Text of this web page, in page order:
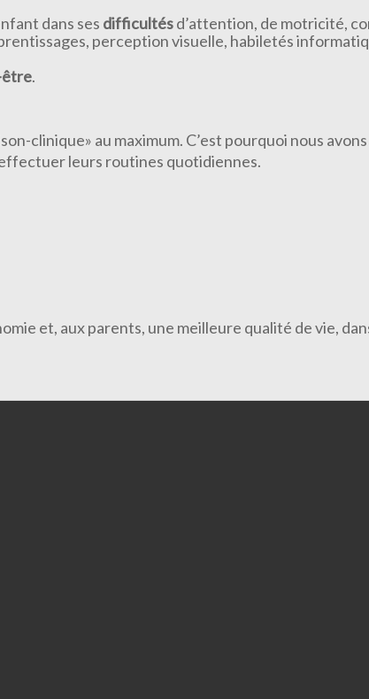
dans ses difficultésd’attention, de motricité,
perception visuelle, habiletés
.
clinique» au maximum. C’est pourquoi nous
effectuer leurs routines quotidiennes.
et, aux parents, une meilleure qualité de vie,